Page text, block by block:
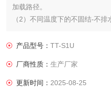
加载路径。
（2）不同温度下的不固结-不
固结和膨胀 ；线性应力路径试验
产品型号：TT-S1U
厂商性质：生产厂家
更新时间： 2025-08-25